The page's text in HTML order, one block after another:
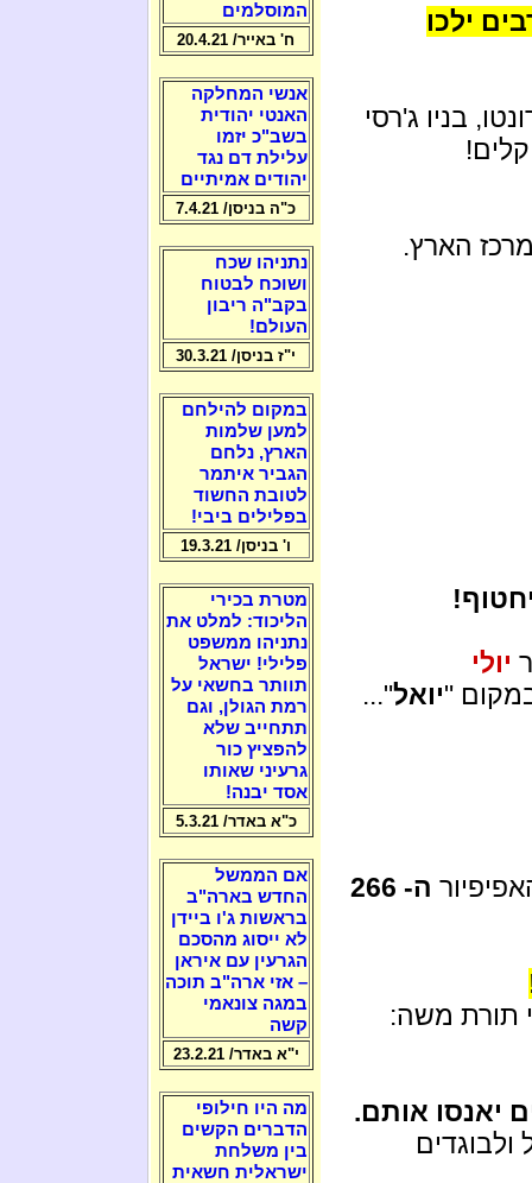
ילכו
בניו ג'רסי
הארץ.
יולי
"יואל"...
ה- 266
תורת משה:
יאנסו אותם.
ולבוגדים
המוסלמים
ח' באייר/ 20.4.21
אנשי המחלקה
האנטי יהודית
בשב"כ יזמו
עלילת דם נגד
יהודים אמיתיים
כ"ה בניסן/ 7.4.21
נתניהו שכח
ושוכח לבטוח
בקב"ה ריבון
העולם!
י"ז בניסן/ 30.3.21
במקום להילחם
למען שלמות
הארץ, נלחם
הגביר איתמר
לטובת החשוד
בפלילים ביבי!
ו' בניסן/ 19.3.21
מטרת בכירי
הליכוד: למלט את
נתניהו ממשפט
פלילי! ישראל
תוותר בחשאי על
רמת הגולן, וגם
תתחייב שלא
להפציץ כור
גרעיני שאותו
אסד יבנה!
כ"א באדר/ 5.3.21
אם הממשל
החדש בארה"ב
בראשות ג'ו ביידן
לא ייסוג מהסכם
הגרעין עם איראן
– אזי ארה"ב תוכה
במגה צונאמי
קשה
י"א באדר/ 23.2.21
מה היו חילופי
הדברים הקשים
בין משלחת
ישראלית חשאית